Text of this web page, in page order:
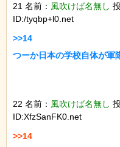
21 名前： 風吹けば名無し
ID:/tyqbp+l0.net
>>14
つーか日本の学校自体が軍
22 名前： 風吹けば名無し
ID:XfzSanFK0.net
>>14